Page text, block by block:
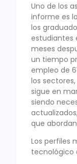
Uno de los
informe es
los
estudiantes
meses
un tiempo
empleo de
los
sigue en
siendo
que
Los perfiles
tecnológico